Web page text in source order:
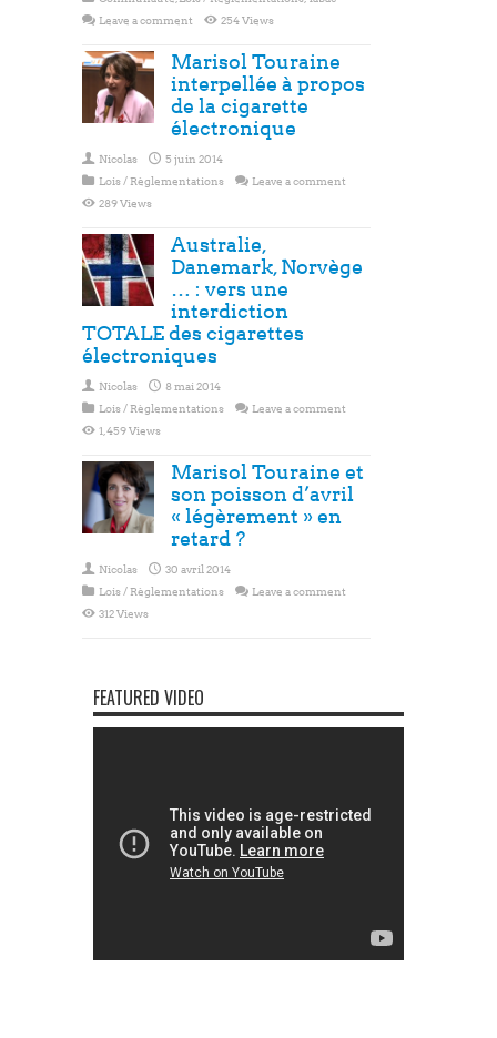
Leave a comment
254 Views
Marisol Touraine
interpellée à propos
de la cigarette
électronique
Nicolas
5 juin 2014
Lois / Règlementations
Leave a comment
289 Views
Australie,
Danemark, Norvège
… : vers une
interdiction
TOTALE des cigarettes
électroniques
Nicolas
8 mai 2014
Lois / Règlementations
Leave a comment
1,459 Views
Marisol Touraine et
son poisson d’avril
« légèrement » en
retard ?
Nicolas
30 avril 2014
Lois / Règlementations
Leave a comment
312 Views
FEATURED VIDEO